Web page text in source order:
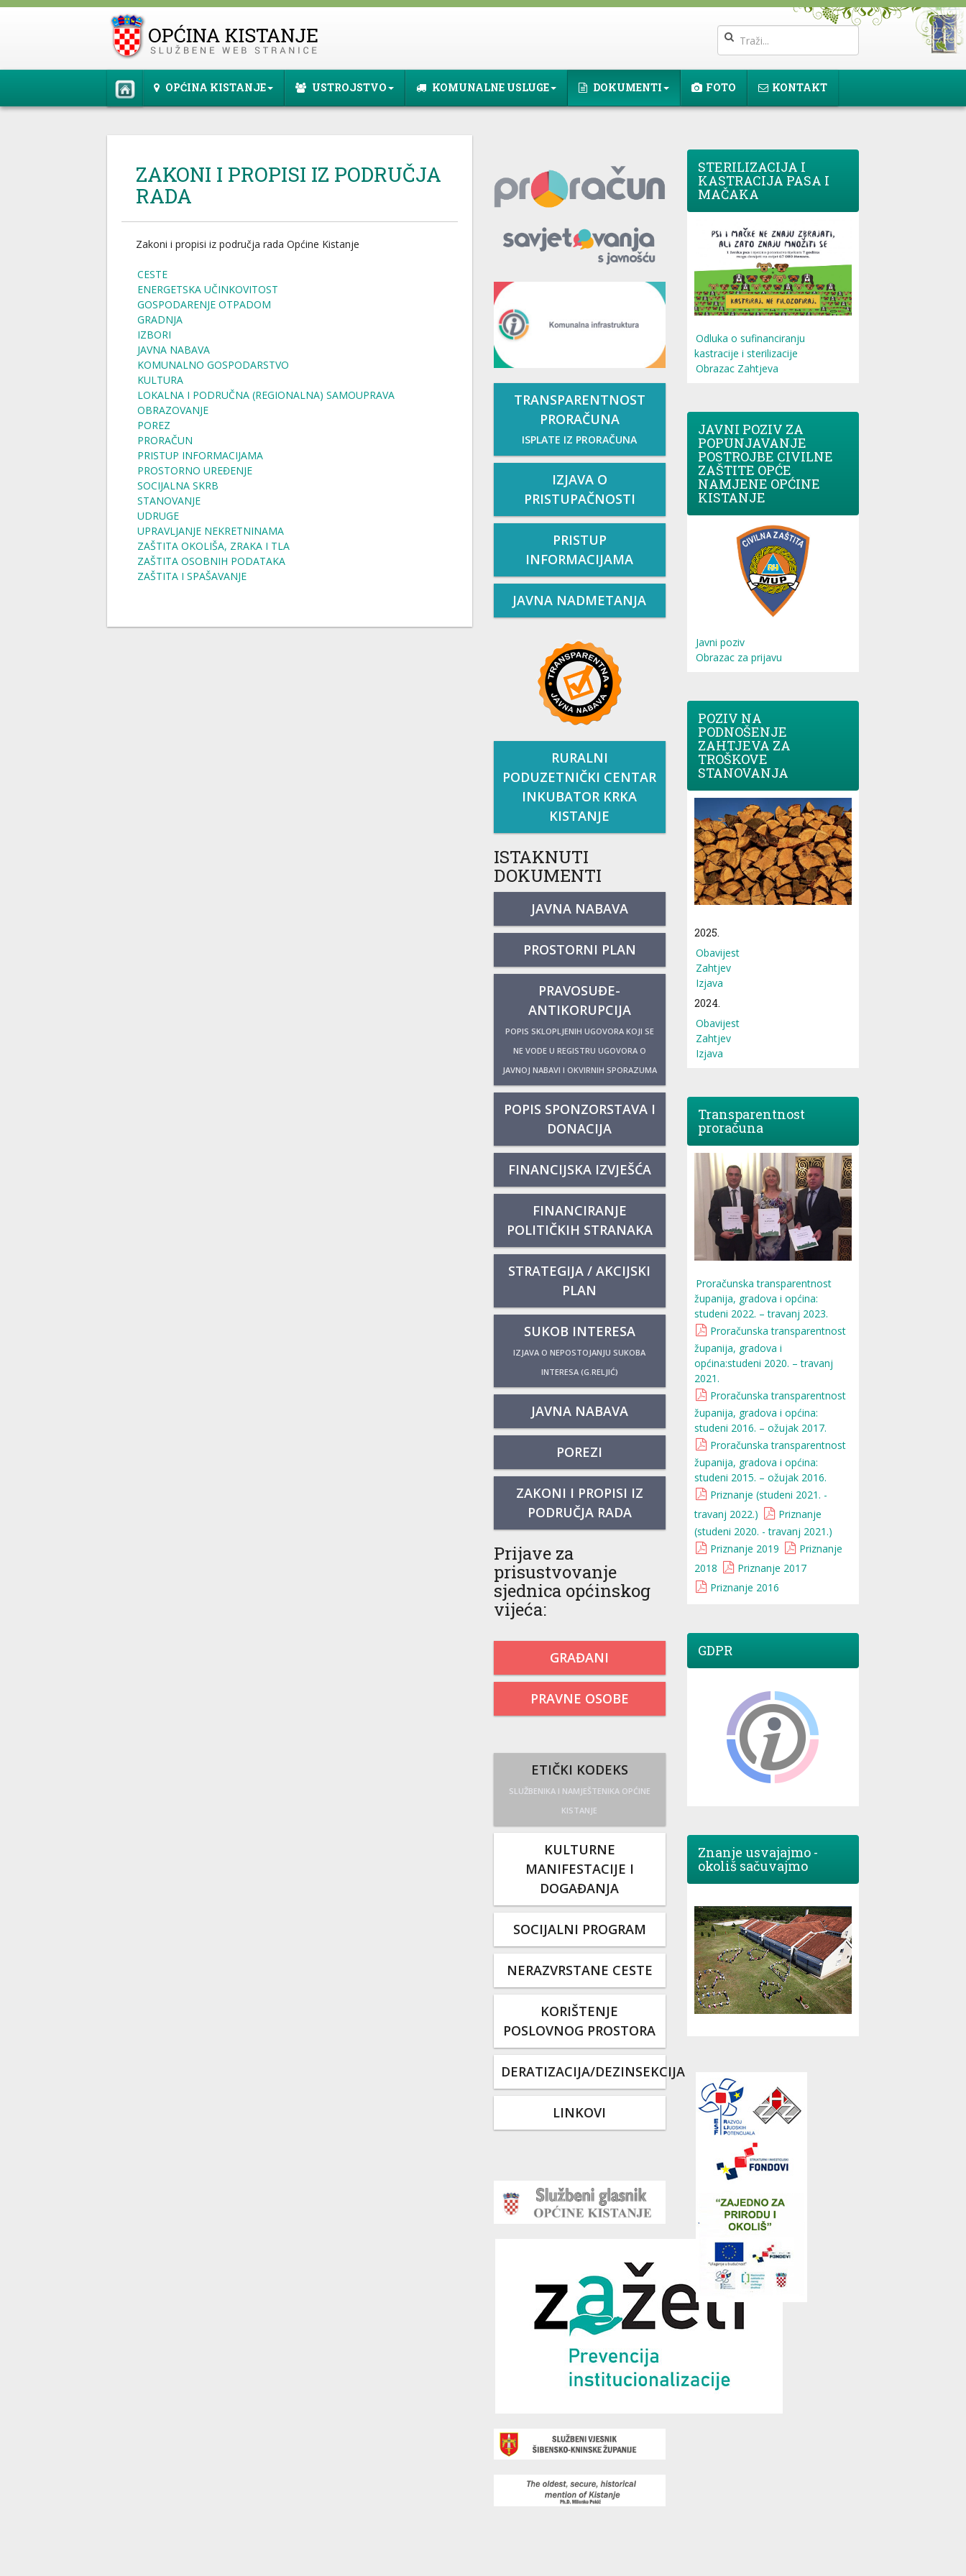
OPĆINA KISTANJE USTROJSTVO KOMUNALNE USLUGE DOKUMENTI FOTO KONTAKT
ZAKONI I PROPISI IZ PODRUČJA
RADA
Zakoni i propisi iz područja rada Općine Kistanje
CESTE
ENERGETSKA UČINKOVITOST
GOSPODARENJE OTPADOM
GRADNJA
IZBORI
JAVNA NABAVA
KOMUNALNO GOSPODARSTVO
KULTURA
LOKALNA I PODRUČNA (REGIONALNA) SAMOUPRAVA
OBRAZOVANJE
POREZ
PRORAČUN
PRISTUP INFORMACIJAMA
PROSTORNO UREĐENJE
SOCIJALNA SKRB
STANOVANJE
UDRUGE
UPRAVLJANJE NEKRETNINAMA
ZAŠTITA OKOLIŠA, ZRAKA I TLA
ZAŠTITA OSOBNIH PODATAKA
ZAŠTITA I SPAŠAVANJE
TRANSPARENTNOST
PRORAČUNA
ISPLATE IZ PRORAČUNA
IZJAVA O
PRISTUPAČNOSTI
PRISTUP
INFORMACIJAMA
JAVNA NADMETANJA
RURALNI
PODUZETNIČKI CENTAR
INKUBATOR KRKA
KISTANJE
ISTAKNUTI
DOKUMENTI
JAVNA NABAVA
PROSTORNI PLAN
PRAVOSUĐE-
ANTIKORUPCIJA
POPIS SKLOPLJENIH UGOVORA KOJI SE
NE VODE U REGISTRU UGOVORA O
JAVNOJ NABAVI I OKVIRNIH SPORAZUMA
POPIS SPONZORSTAVA I
DONACIJA
FINANCIJSKA IZVJEŠĆA
FINANCIRANJE
POLITIČKIH STRANAKA
STRATEGIJA / AKCIJSKI
PLAN
SUKOB INTERESA
IZJAVA O NEPOSTOJANJU SUKOBA
INTERESA (G.RELJIĆ)
JAVNA NABAVA
POREZI
ZAKONI I PROPISI IZ
PODRUČJA RADA
Prijave za
prisustvovanje
sjednica općinskog
vijeća:
GRAĐANI
PRAVNE OSOBE
ETIČKI KODEKS
SLUŽBENIKA I NAMJEŠTENIKA OPĆINE
KISTANJE
KULTURNE
MANIFESTACIJE I
DOGAĐANJA
SOCIJALNI PROGRAM
NERAZVRSTANE CESTE
KORIŠTENJE
POSLOVNOG PROSTORA
DERATIZACIJA/DEZINSEKCIJA
LINKOVI
STERILIZACIJA I
KASTRACIJA PASA I
MAČAKA
Odluka o sufinanciranju
kastracije i sterilizacije
Obrazac Zahtjeva
JAVNI POZIV ZA
POPUNJAVANJE
POSTROJBE CIVILNE
ZAŠTITE OPĆE
NAMJENE OPĆINE
KISTANJE
Javni poziv
Obrazac za prijavu
POZIV NA
PODNOŠENJE
ZAHTJEVA ZA
TROŠKOVE
STANOVANJA
2025.
Obavijest
Zahtjev
Izjava
2024.
Obavijest
Zahtjev
Izjava
Transparentnost
proračuna
Proračunska transparentnost
županija, gradova i općina:
studeni 2022. – travanj 2023.
Proračunska transparentnost
županija, gradova i
općina:studeni 2020. – travanj
2021.
Proračunska transparentnost
županija, gradova i općina:
studeni 2016. – ožujak 2017.
Proračunska transparentnost
županija, gradova i općina:
studeni 2015. – ožujak 2016.
Priznanje (studeni 2021. -
travanj 2022.)
Priznanje
(studeni 2020. - travanj 2021.)
Priznanje 2019
Priznanje
2018
Priznanje 2017
Priznanje 2016
GDPR
Znanje usvajajmo -
okoliš sačuvajmo